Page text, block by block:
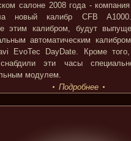
салоне 2008 года -
новый калибр CFB
этим калибром, будут
автоматическим
EvoTec DayDate. Кроме
эти часы
модулем.
Подробнее